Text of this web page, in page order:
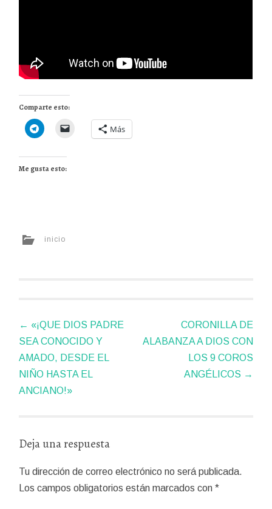
Comparte esto:
Más
Me gusta esto:
inicio
de
artículos
← «¡QUE DIOS PADRE
SEA CONOCIDO Y
AMADO, DESDE EL
NIÑO HASTA EL
ANCIANO!»
CORONILLA DE
ALABANZA A DIOS CON
LOS 9 COROS
ANGÉLICOS →
Deja una respuesta
Tu dirección de correo electrónico no será publicada.
Los campos obligatorios están marcados con*